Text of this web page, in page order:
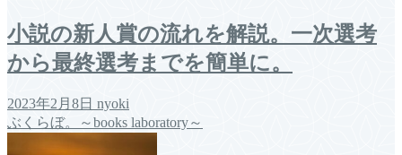
小説の新人賞の流れを解説。一次選考
から最終選考までを簡単に。
2023年2月8日 nyoki
ぶくらぼ。～books laboratory～